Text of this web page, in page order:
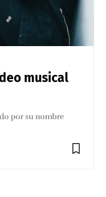
musical
por su nombre